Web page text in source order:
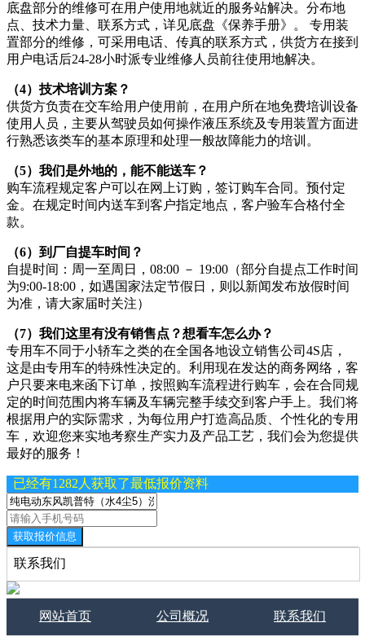
底盘部分的维修可在用户使用地就近的服务站解决。分布地
点、技术力量、联系方式，详见底盘《保养手册》。 专用装
置部分的维修，可采用电话、传真的联系方式，供货方在接到
用户电话后24-28小时派专业维修人员前往使用地解决。
（4）技术培训方案？
供货方负责在交车给用户使用前，在用户所在地免费培训设备
使用人员，主要从驾驶员如何操作液压系统及专用装置方面进
行熟悉该类车的基本原理和处理一般故障能力的培训。
（5）我们是外地的，能不能送车？
购车流程规定客户可以在网上订购，签订购车合同。预付定
金。在规定时间内送车到客户指定地点，客户验车合格付全
款。
（6）到厂自提车时间？
自提时间：周一至周日，08:00 － 19:00（部分自提点工作时间
为9:00-18:00，如遇国家法定节假日，则以新闻发布放假时间
为准，请大家届时关注）
（7）我们这里有没有销售点？想看车怎么办？
专用车不同于小轿车之类的在全国各地设立销售公司4S店，
这是由专用车的特殊性决定的。利用现在发达的商务网络，客
户只要来电来函下订单，按照购车流程进行购车，会在合同规
定的时间范围内将车辆及车辆完整手续交到客户手上。我们将
根据用户的实际需求，为每位用户打造高品质、个性化的专用
车，欢迎您来实地考察生产实力及产品工艺，我们会为您提供
最好的服务！
已经有1282人获取了最低报价资料
获取报价信息
联系我们
网站首页 公司概况 联系我们